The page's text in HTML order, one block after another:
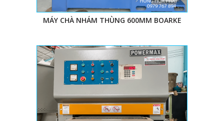
MÁY CHÀ NHÁM THÙNG 600MM BOARKE